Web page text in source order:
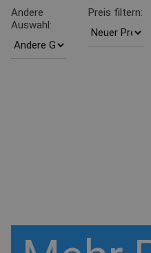
Andere
Auswahl:
Preis filtern: